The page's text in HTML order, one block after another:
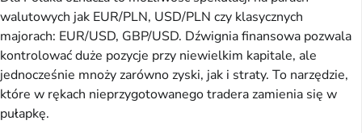
walutowych jak EUR/PLN, USD/PLN czy klasycznych
majorach: EUR/USD, GBP/USD. Dźwignia finansowa pozwala
kontrolować duże pozycje przy niewielkim kapitale, ale
jednocześnie mnoży zarówno zyski, jak i straty. To narzędzie,
które w rękach nieprzygotowanego tradera zamienia się w
pułapkę.